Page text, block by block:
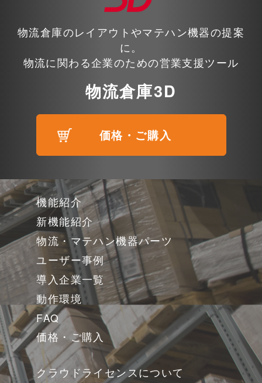
物流倉庫のレイアウトやマテハン機器の提案
に。
物流に関わる企業のための営業支援ツール
物流倉庫3D
価格・ご購入
機能紹介
新機能紹介
物流・マテハン機器パーツ
ユーザー事例
導入企業一覧
動作環境
FAQ
価格・ご購入
クラウドライセンスについて